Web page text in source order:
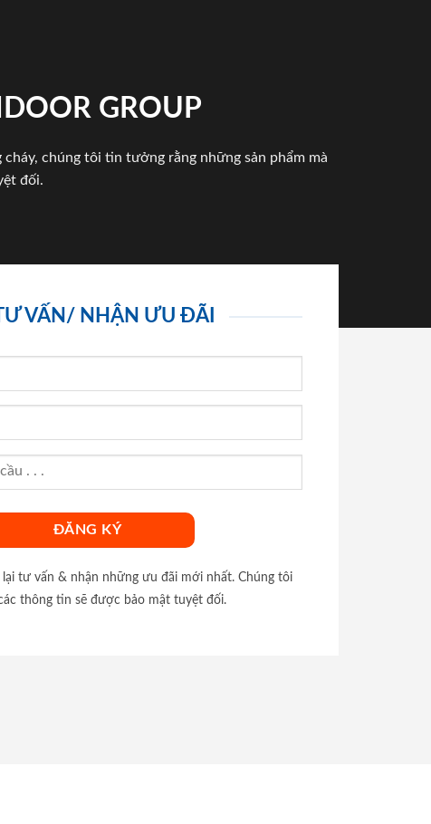
GROUP
chúng tôi tin tưởng rằng những sản phẩm mà
đối.
VẤN/ NHẬN ƯU ĐÃI
tư vấn & nhận những ưu đãi mới nhất. Chúng tôi
thông tin sẽ được bảo mật tuyệt đối.